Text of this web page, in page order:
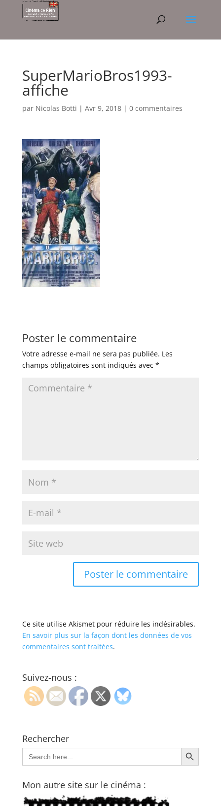
SuperMarioBros1993-
affiche
par Nicolas Botti | Avr 9, 2018| 0 commentaires
Poster le commentaire
Votre adresse e-mail ne sera pas publiée. Les
champs obligatoires sont indiqués avec *
Ce site utilise Akismet pour réduire les indésirables.
En savoir plus sur la façon dont les données de vos
commentaires sont traitées.
Suivez-nous :
Rechercher
Search
for:
Search Button
Mon autre site sur le cinéma :